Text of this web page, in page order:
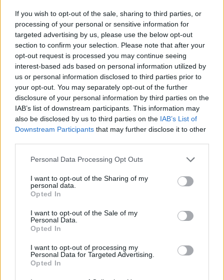
If you wish to opt-out of the sale, sharing to third parties, or
processing of your personal or sensitive information for
targeted advertising by us, please use the below opt-out
section to confirm your selection. Please note that after your
opt-out request is processed you may continue seeing
interest-based ads based on personal information utilized by
us or personal information disclosed to third parties prior to
your opt-out. You may separately opt-out of the further
disclosure of your personal information by third parties on the
IAB’s list of downstream participants. This information may
also be disclosed by us to third parties on the IAB’s List of
Downstream Participants that may further disclose it to other
Please note that this website/app uses one or more Google
not limited to your visit or usage behaviour. You may click to
grant or deny consent to Google and its third-party tags to
use your data for below specified purposes in below Google
consent section.
Personal Data Processing Opt Outs
I want to opt-out of the Sharing of my
personal data.
Opted In
I want to opt-out of the Sale of my
Personal Data.
Opted In
I want to opt-out of processing my
Personal Data for Targeted Advertising.
Opted In
Ακολουθήστε το Νewsit.gr στοGoogle Newsκαι
ενημερωθείτε πρώτοι για όλη την ειδησεογραφία και τα
τελευταία νέατης ημέρας
Πιο δημοφιλή
1 Ελίζαμπεθ Ελέτσι και Νεκτάριος Λεμονίδης
πήγαν στον Άγιο Νεκτάριο Βούλας για να
Ηφαίστειο Σαντορίνης: Ένας 15χρονος που
δεν πρόλαβε να ξεφύγει από το τσουνάμι
μπορεί να αλλάξει τη χρονολογία της
προϊστορικής έκρηξης
Παρκαδόρος στο Ελαφονήσι συνελήφθη
για έβδομη φορά - Τον «τσάκωσαν»
αστυνομικοί που προσποιήθηκαν τους
τουρίστες
Στην Κρήτη ο Κυριάκος Μητσοτάκης,
συνεχίζει τις ολιγοήμερες διακοπές του –
Πού βρέθηκε το Σάββατο